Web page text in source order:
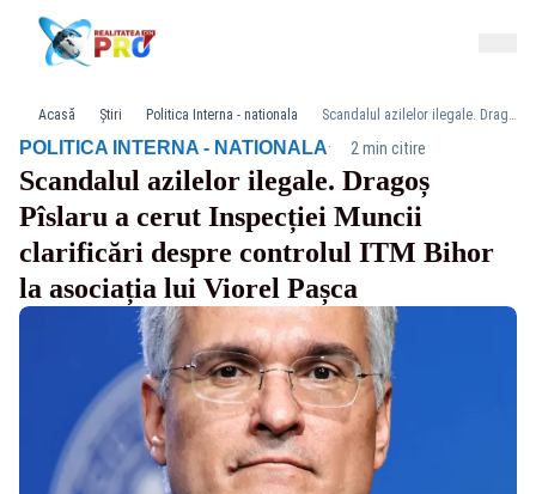
Acasă Știri Politica Interna - nationala Scandalul azilelor ilegale. Dragoș Pîslaru a cerut Inspecției Muncii clarificări despre controlul ITM Bihor la asociația lui Viorel Pașca
POLITICA INTERNA - NATIONALA· 2 min citire
Scandalul azilelor ilegale. Dragoș
Pîslaru a cerut Inspecției Muncii
clarificări despre controlul ITM Bihor
la asociația lui Viorel Pașca